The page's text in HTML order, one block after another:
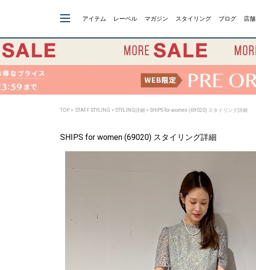
アイテム レーベル マガジン スタイリング ブログ 店舗
TOP > STAFF STYLING > STYLING詳細 > SHIPS for women (69020) スタイリング詳細
SHIPS for women (69020) スタイリング詳細